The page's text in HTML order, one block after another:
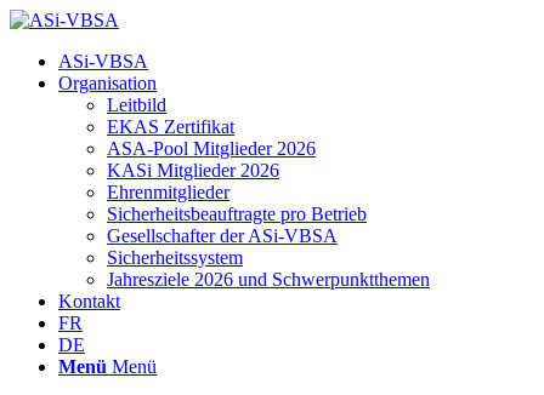
Hauptnavigation
ASi-VBSA
Organisation
Leitbild
EKAS Zertifikat
ASA-Pool Mitglieder 2026
KASi Mitglieder 2026
Ehrenmitglieder
Sicherheitsbeauftragte pro Betrieb
Gesellschafter der ASi-VBSA
Sicherheitssystem
Jahresziele 2026 und Schwerpunktthemen
Kontakt
FR
DE
Menü Menü